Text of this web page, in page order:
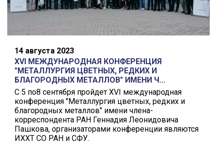
14 августа 2023
XVI МЕЖДУНАРОДНАЯ КОНФЕРЕНЦИЯ
"МЕТАЛЛУРГИЯ ЦВЕТНЫХ, РЕДКИХ И
БЛАГОРОДНЫХ МЕТАЛЛОВ" ИМЕНИ Ч...
С 5 по8 сентября пройдет XVI международная
конференция "Металлургия цветных, редких и
благородных металлов" имени члена-
корреспондента РАН Геннадия Леонидовича
Пашкова, организаторами конференции являются
ИХХТ СО РАН и СФУ.